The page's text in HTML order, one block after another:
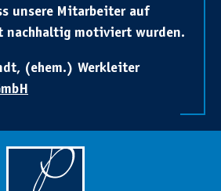
unsere Mitarbeiter auf
nachhaltig motiviert wurden.
(ehem.) Werkleiter